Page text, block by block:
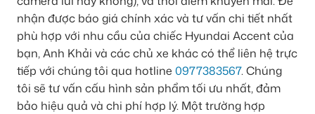
nhận được báo giá chính xác và tư vấn chi tiết nhất
phù hợp với nhu cầu của chiếc Hyundai Accent của
bạn, Anh Khải và các chủ xe khác có thể liên hệ trực
tiếp với chúng tôi qua hotline 0977383567. Chúng
tôi sẽ tư vấn cấu hình sản phẩm tối ưu nhất, đảm
bảo hiệu quả và chi phí hợp lý. Một trường hợp